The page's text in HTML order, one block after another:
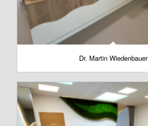
Dr. Martin Wiedenbauer